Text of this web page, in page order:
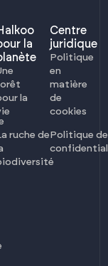
la
la
ruche de
Centre
juridique
Politique
en
matière
de
cookies
Politique de